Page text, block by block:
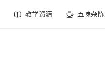
教学资源 五味杂陈